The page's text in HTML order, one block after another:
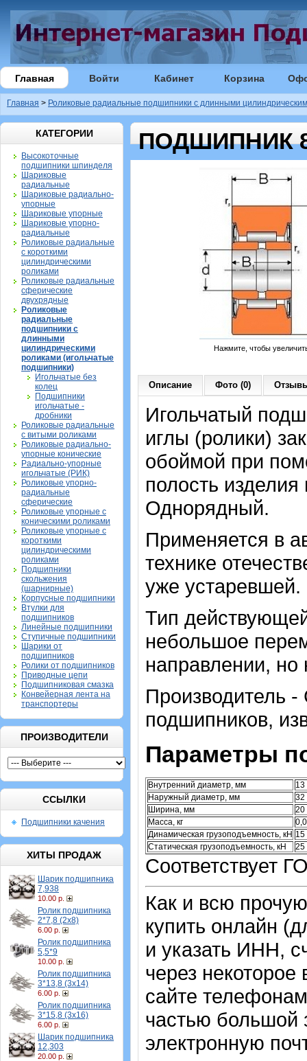
Главная Войти Кабинет Корзина
Главная > Роликовые радиальные подшипники с длинными
КАТЕГОРИИ
Высокоточные
подшипники шпинделя
Шариковые
радиальные
Шариковые радиально-
упорные
Шариковые упорные
Шариковые упорно-
радиальные
Роликовые радиальные
с короткими
цилиндрическими
роликами
Роликовые радиальные
сферические
двухрядные
Роликовые
радиальные
подшипники с
длинными
цилиндрическими
роликами (игольчатые
подшипники)
Игольчатые без
колец
Подшипники
игольчатые -
дробники
Роликовые радиальные
с витыми роликами
Роликовые радиально-
упорные конические
Радиально-упорные
игольчатые (РИК)
Роликовые упорно-
радиальные
сферические
Роликовые упорные с
коническими роликами
Роликовые упорные с
короткими
цилиндрическими
роликами
Подшипники
скольжения
(шарнирные)
Корпусные подшипники
Втулки для
подшипников
Линейные подшипники
Ступичные подшипники
Шарики от
подшипников
Ролики от подшипников
Приводные цепи
Подшипниковая смазка
Конвейерная лента на
транспортеры
ПРОИЗВОДИТЕЛИ
ССЫЛКИ
Подшипники качения
ХИТЫ ПРОДАЖ
Шарик подшипника
7,938
10.00 р.
Ролик подшипника
2*7,8 (2х8)
6.00 р.
Ролик подшипника
5,5*9
10.00 р.
Ролик подшипника
3*13,8 (3х14)
6.00 р.
Ролик подшипника
3*15,8 (3х16)
6.00 р.
Шарик подшипника
12,303
20.00 р.
ПОДШИПНИК
Нажмите, чтобы
Описание Фото (0)
Игольчатый
иглы (ролики)
обоймой при
полость
Однорядный.
Применяется в
технике
уже устаревшей.
Тип
небольшое
направлении,
Производитель
подшипников,
Параметры
Внутренний диаметр, мм
13
Наружный диаметр, мм
32
Ширина, мм
20
Масса, кг
Динамическая грузоподъемность, кН 15
Статическая грузоподъемность, кН
25
Соответствует
Как и всю
купить онлайн
и указать ИНН,
через
сайте
частью большой
электронную